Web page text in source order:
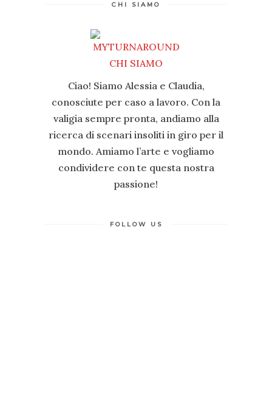
CHI SIAMO
Ciao! Siamo Alessia e Claudia,
conosciute per caso a lavoro. Con la
valigia sempre pronta, andiamo alla
ricerca di scenari insoliti in giro per il
mondo. Amiamo l’arte e vogliamo
condividere con te questa nostra
passione!
FOLLOW US